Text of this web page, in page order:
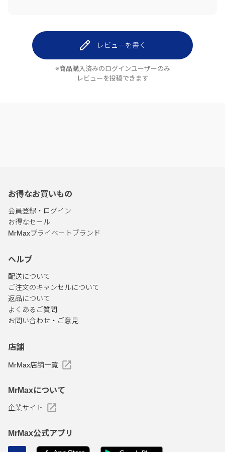
レビューを書く
※商品購入済みのログインユーザーのみ
レビューを投稿できます
お得なお買いもの
会員登録・ログイン
お得なセール
MrMaxプライベートブランド
ヘルプ
配送について
ご注文のキャンセルについて
返品について
よくあるご質問
お問い合わせ・ご意見
店舗
MrMax店舗一覧
MrMaxについて
企業サイト
MrMax公式アプリ